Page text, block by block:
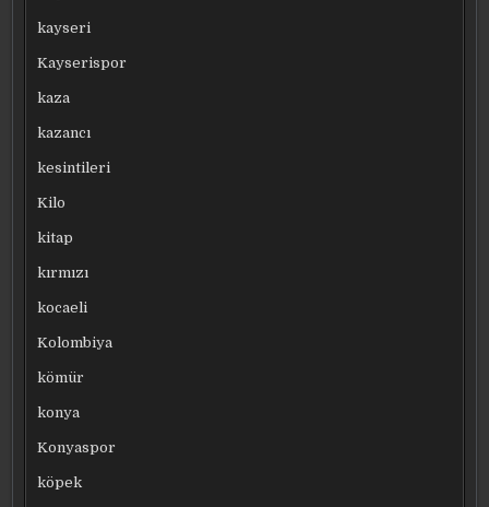
kayseri
Kayserispor
kaza
kazancı
kesintileri
Kilo
kitap
kırmızı
kocaeli
Kolombiya
kömür
konya
Konyaspor
köpek